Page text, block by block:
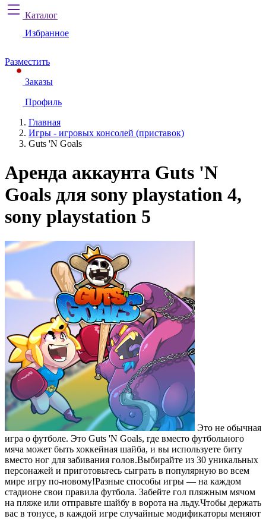
Каталог
Избранное
Разместить
Заказы
Профиль
Главная
Игры - игровых консолей (приставок)
Guts 'N Goals
Аренда аккаунта Guts 'N
Goals для sony playstation 4,
sony playstation 5
Это не обычная
игра о футболе. Это Guts 'N Goals, где вместо футбольного
мяча может быть хоккейная шайба, и вы используете биту
вместо ног для забивания голов.Выбирайте из 30 уникальных
персонажей и приготовьтесь сыграть в популярную во всем
мире игру по-новому!Разные способы игры — на каждом
стадионе свои правила футбола. Забейте гол пляжным мячом
на пляже или отправьте шайбу в ворота на льду.Чтобы держать
вас в тонусе, в каждой игре случайные модификаторы меняют